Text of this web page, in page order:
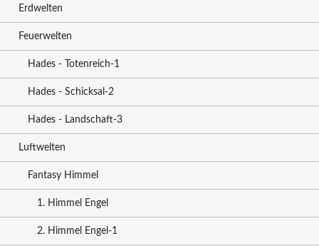
Erdwelten
Feuerwelten
Hades - Totenreich-1
Hades - Schicksal-2
Hades - Landschaft-3
Luftwelten
Fantasy Himmel
1. Himmel Engel
2. Himmel Engel-1